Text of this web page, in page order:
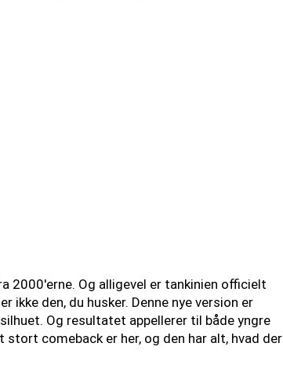
2000'erne. Og alligevel er tankinien officielt
den, du husker. Denne nye version er
Og resultatet appellerer til både yngre
comeback er her, og den har alt, hvad der